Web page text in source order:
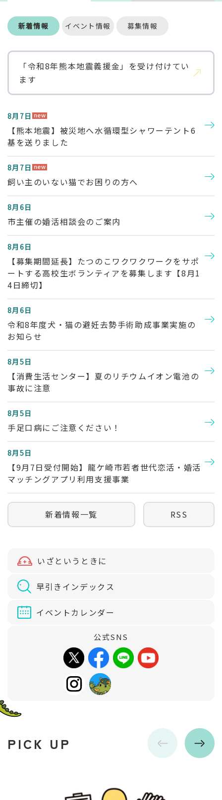
民
の
新着情報 イベント情報 募集情報
新
「令和8年熊本地震義援金」を受け付けてい
ます
8月7日
【熊本地震】被災地へ水循環型シャワーテント6
基を送りました
8月7日
飼い主のいない猫でお困りの方へ
8月6日
市主催の婚活相談会のご案内
8月6日
【募集期間延長】たつのこワクワクワークをサポ
ートする高校生ボランティアを募集します【8月1
4日締切】
8月6日
令和8年度犬・猫の避妊去勢手術助成事業実施の
お知らせ
8月5日
【消費生活センター】夏のリチウムイオン電池の
事故に注意
8月5日
手足口病にご注意ください！
8月5日
【9月7日受付開始】龍ケ崎市若者世代恋活・婚活
マッチングアプリ利用支援事業
新着情報一覧 RSS
役
立
リ
いざというときに
早引きインデックス
イベントカレンダー
公式SNS
PICK UP